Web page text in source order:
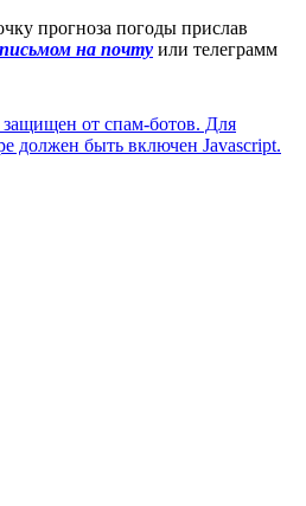
прогноза погоды прислав
письмом на почту или телеграмм
от спам-ботов. Для
должен быть включен Javascript.